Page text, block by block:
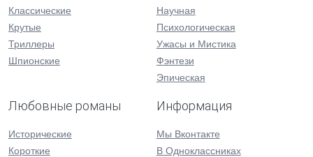
Классические
Крутые
Триллеры
Шпионские
Научная
Психологическая
Ужасы и Мистика
Фэнтези
Эпическая
Любовные романы
Исторические
Короткие
Информация
Мы Вконтакте
В Одноклассниках